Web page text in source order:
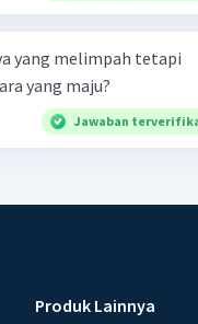
yang melimpah tetapi
yang maju?
Jawaban
Produk Lainnya